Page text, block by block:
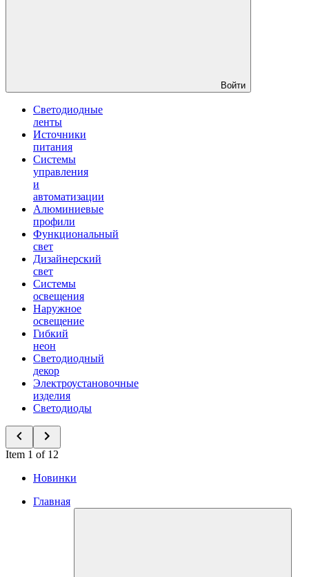
Войти
Светодиодные
ленты
Источники
питания
Системы
управления
и
автоматизации
Алюминиевые
профили
Функциональный
свет
Дизайнерский
свет
Системы
освещения
Наружное
освещение
Гибкий
неон
Светодиодный
декор
Электроустановочные
изделия
Светодиоды
Item 1 of 12
Новинки
Главная